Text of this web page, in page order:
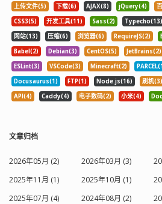
上传文件(5)
下载(6) AJAX(8) jQuery(4)
CSS3(5)
开发工具(11) Sass(2) Typecho(13)
网站(13)
压缩(6) 浏览器(6) RequireJS(2)
Babel(2)
Debian(3) CentOS(5) JetBrains(2)
ESLint(3)
VSCode(3) Minecraft(2)
Docusaurus(1)
FTP(1) Node.js(16) 刷机(3)
API(4)
Caddy(4) 电子数码(2) 小米(4)
文章归档
2026年05月 (2) 2026年03月 (3)
2025年11月 (1)
2025年10月 (1)
2025年07月 (4)
2024年08月 (2)